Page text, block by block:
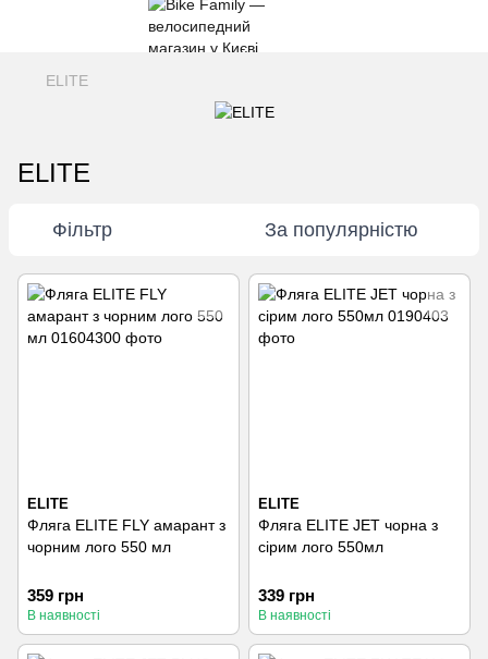
ELITE
ELITE
Фільтр За популярністю
ELITE
Фляга ELITE FLY амарант з
чорним лого 550 мл
359 грн
В наявності
ELITE
Фляга ELITE JET чорна з
сірим лого 550мл
339 грн
В наявності